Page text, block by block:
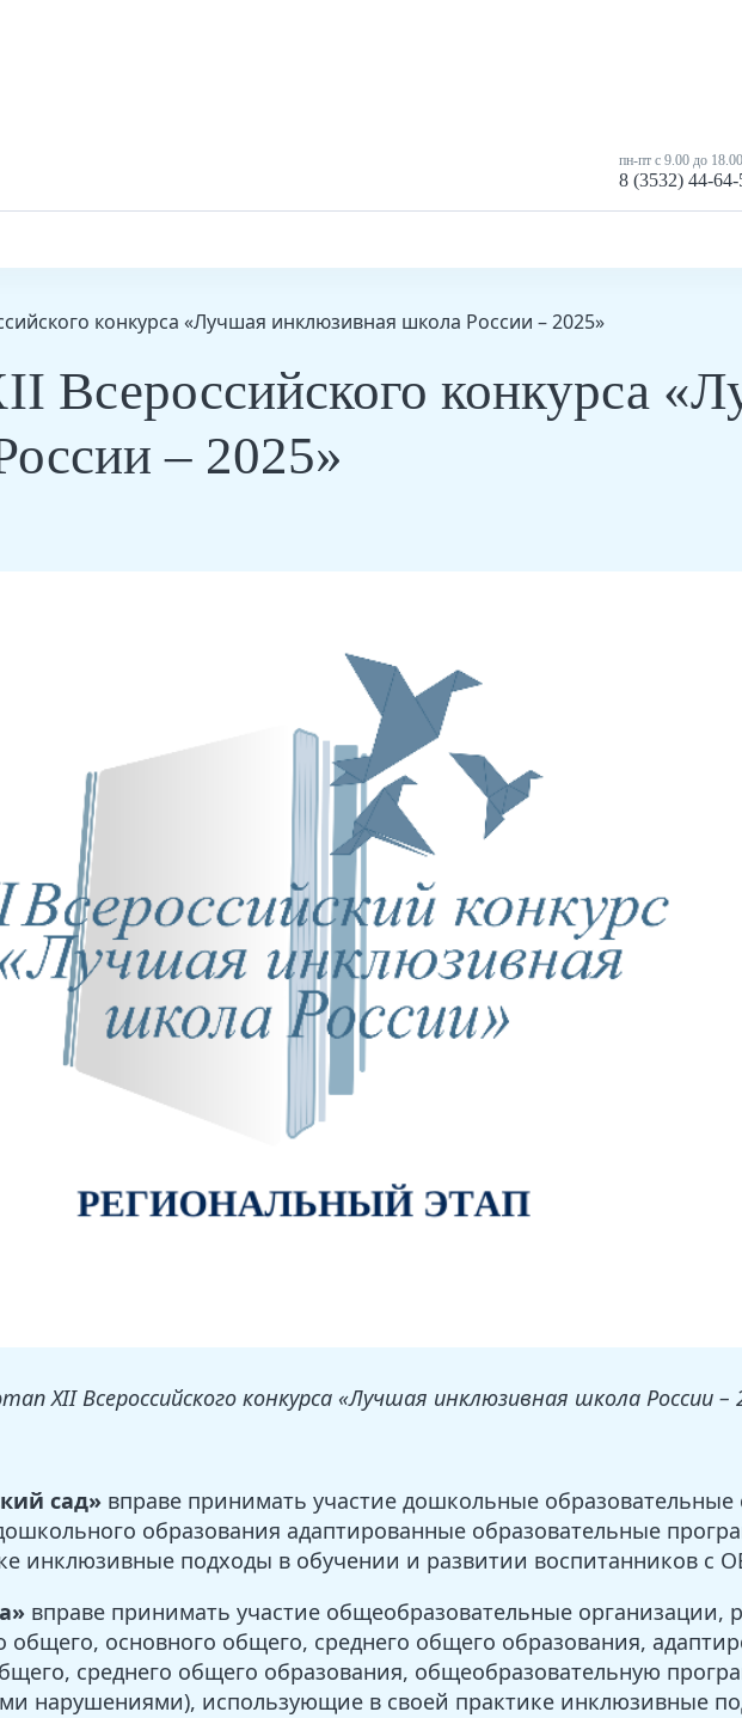
пн-пт с 9.00 до 18.00
8 (3532) 44-64-
конкурса «Лучшая инклюзивная школа России – 2025»
Всероссийского конкурса
– 2025»
ХII Всероссийского конкурса «Лучшая инклюзивная школа России –
сад» вправе принимать участие дошкольные
образования адаптированные образовательные
инклюзивные подходы в обучении и развитии воспитанников с
вправе принимать участие общеобразовательные организации,
основного общего, среднего общего образования,
среднего общего образования, общеобразовательную
нарушениями), использующие в своей практике инклюзивные